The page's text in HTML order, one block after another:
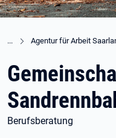
Agentur für Arbeit
Berufsberatung